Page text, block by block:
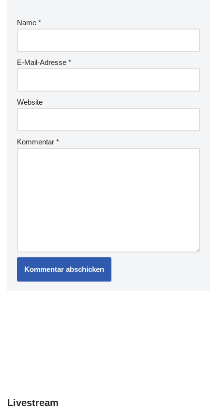
Name *
E-Mail-Adresse *
Website
Kommentar *
Livestream